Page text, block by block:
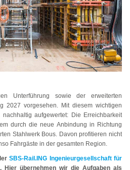
Unterführung sowie der erweiterten
2027 vorgesehen. Mit diesem wichtigen
aufgewertet: Die Erreichbarkeit
durch die neue Anbindung in Richtung
Stahlwerk Bous. Davon profitieren nicht
Fahrgäste in der gesamten Region.
SBS-Rail.ING Ingenieurgesellschaft für
Hier übernehmen wir die Aufgaben als